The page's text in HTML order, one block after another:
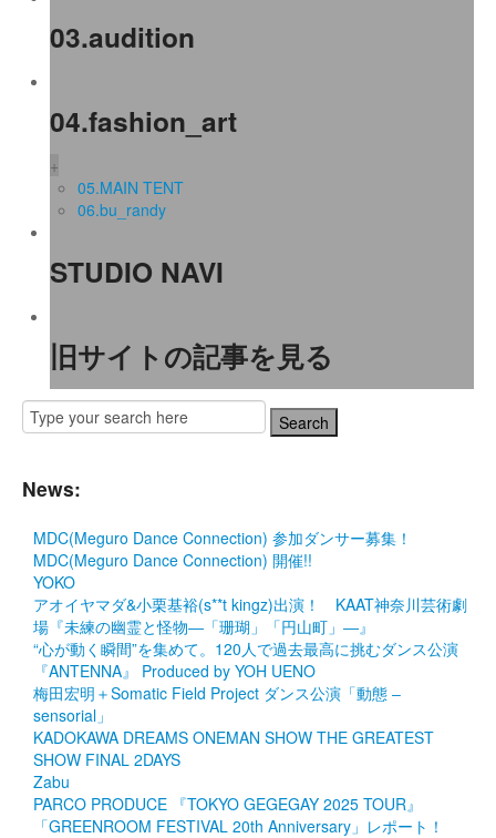
03.audition
04.fashion_art
+
05.MAIN TENT
06.bu_randy
STUDIO NAVI
旧サイトの記事を見る
News:
MDC(Meguro Dance Connection) 参加ダンサー募集！
MDC(Meguro Dance Connection) 開催!!
YOKO
アオイヤマダ&小栗基裕(s**t kingz)出演！ KAAT神奈川芸術劇
場『未練の幽霊と怪物―「珊瑚」「円山町」―』
“心が動く瞬間”を集めて。120人で過去最高に挑むダンス公演
『ANTENNA』 Produced by YOH UENO
梅田宏明＋Somatic Field Project ダンス公演「動態 ‒
sensorial」
KADOKAWA DREAMS ONEMAN SHOW THE GREATEST
SHOW FINAL 2DAYS
Zabu
PARCO PRODUCE 『TOKYO GEGEGAY 2025 TOUR』
「GREENROOM FESTIVAL 20th Anniversary」レポート！